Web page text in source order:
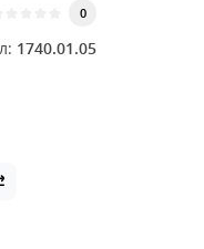
0
1740.01.05